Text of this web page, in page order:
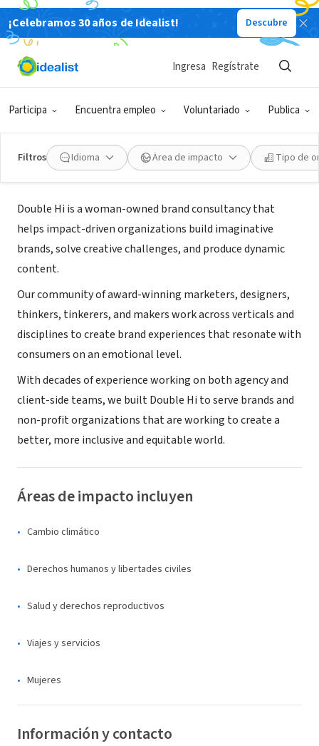
¡Celebramos 30 años de Idealist! Descubre
Participa Encuentra empleo Voluntariado Publica
Ingresa Regístrate
Filtros Idioma Área de impacto Tipo de
Double Hi
Portland, OR
Acerca de
Double Hi is a woman-owned brand consultancy that
helps impact-driven organizations build imaginative
brands, solve creative challenges, and produce dynamic
content.
Our community of award-winning marketers, designers,
thinkers, tinkerers, and makers work across verticals and
disciplines to create brand experiences that resonate with
consumers on an emotional level.
With decades of experience working on both agency and
client-side teams, we built Double Hi to serve brands and
non-profit organizations that are working to create a
better, more inclusive and equitable world.
Áreas de impacto incluyen
Cambio climático
Derechos humanos y libertades civiles
Salud y derechos reproductivos
Viajes y servicios
Mujeres
Información y contacto